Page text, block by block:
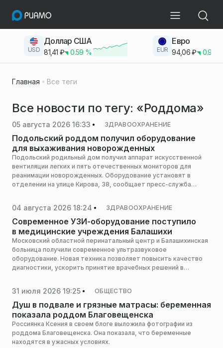
USD
Доллар США
81,41 ₽ 0.59 % EUR
Евро
94,06₽ 0.93
Главная Все теги
Все новости по тегу: «Роддома»
05 августа 2026 16:33 ЗДРАВООХРАНЕНИЕ
Подольский роддом получил оборудование
для выхаживания новорожденных
Подольский родильный дом получил аппарат искусственной
вентиляции легких и пять отечественных мониторов для
реанимации новорожденных. Оборудование установят в
отделении на улице Кирова, 38, сообщает пресс-служба
04 августа 2026 18:24 ЗДРАВООХРАНЕНИЕ
Современное УЗИ-оборудование поступило
в медицинские учреждения Балашихи
Московский областной перинатальный центр и Балашихинская
больница получили современное ультразвуковое
оборудование. Новая техника позволяет повысить качество
диагностики, ускорить принятие врачебных решений в
служба администрации городского округа Балашиха.
31 июля 2026 19:25 ОБЩЕСТВО
Душ в подвале и грязные матрасы: беременная
показала роддом Благовещенска
Россиянка Ксения в своем блоге выложила фотографии из
роддома Благовещенска. Она показала, что беременные
находятся в ужасных условиях.